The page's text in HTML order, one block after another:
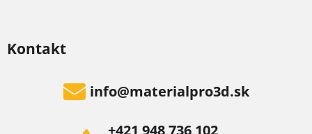
Kontakt
info@materialpro3d.sk